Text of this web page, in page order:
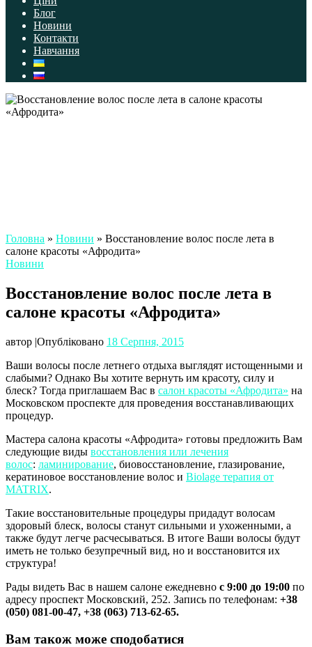
Блог
Новини
Контакти
Навчання
Головна » Новини » Восстановление волос после лета в
салоне красоты «Афродита»
Новини
Восстановление волос после лета в
салоне красоты «Афродита»
автор |Опубліковано 18 Серпня, 2015
Ваши волосы после летнего отдыха выглядят истощенными и
слабыми? Однако Вы хотите вернуть им красоту, силу и
блеск? Тогда приглашаем Вас в салон красоты «Афродита» на
Московском проспекте для проведения восстанавливающих
процедур.
Мастера салона красоты «Афродита» готовы предложить Вам
следующие виды восстановления или лечения
волос: ламинирование, биовосстановление, глазирование,
кератиновое восстановление волос и Biolage терапия от
MATRIX.
Такие восстановительные процедуры придадут волосам
здоровый блеск, волосы станут сильными и ухоженными, а
также будут легче расчесываться. В итоге Ваши волосы будут
иметь не только безупречный вид, но и восстановится их
структура!
Рады видеть Вас в нашем салоне ежедневно с 9:00 до 19:00 по
адресу проспект Московский, 252. Запись по телефонам: +38
(050) 081-00-47, +38 (063) 713-62-65.
Вам також може сподобатися